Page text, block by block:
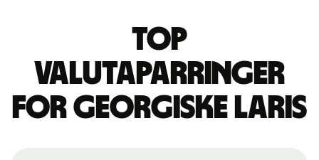
Top
valutaparringer
for georgiske laris